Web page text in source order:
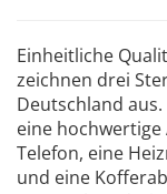
Einheitliche
zeichnen drei
Deutschland
eine
Telefon, eine
und eine